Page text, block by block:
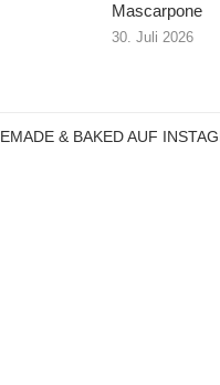
Mascarpone
30. Juli 2026
& BAKED AUF